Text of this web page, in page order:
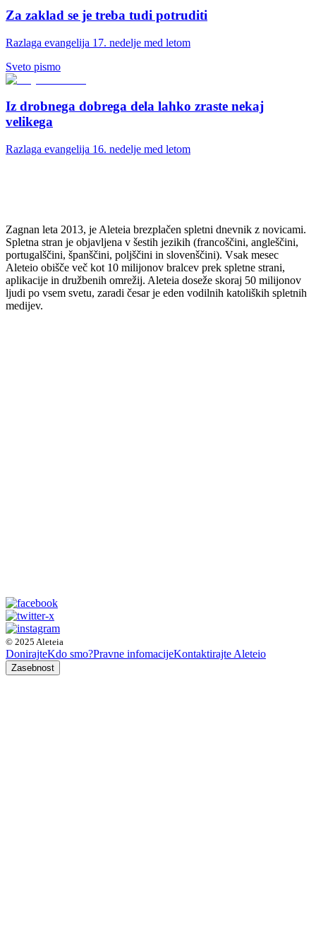
Za zaklad se je treba tudi potruditi
Razlaga evangelija 17. nedelje med letom
Sveto pismo
Iz drobnega dobrega dela lahko zraste nekaj
velikega
Razlaga evangelija 16. nedelje med letom
Zagnan leta 2013, je Aleteia brezplačen spletni dnevnik z novicami.
Spletna stran je objavljena v šestih jezikih (francoščini, angleščini,
portugalščini, španščini, poljščini in slovenščini). Vsak mesec
Aleteio obišče več kot 10 milijonov bralcev prek spletne strani,
aplikacije in družbenih omrežij. Aleteia doseže skoraj 50 milijonov
ljudi po vsem svetu, zaradi česar je eden vodilnih katoliških spletnih
medijev.
© 2025 Aleteia
DonirajteKdo smo?Pravne infomacijeKontaktirajte Aleteio
Zasebnost